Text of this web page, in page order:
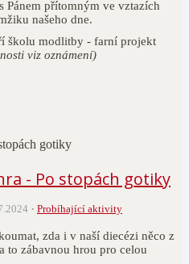
přítomným ve vztazích
našeho dne.
školu modlitby - farní projekt
viz oznámení)
- Po stopách gotiky
Probíhající aktivity
zda i v naší diecézi něco z
to zábavnou hrou pro celou